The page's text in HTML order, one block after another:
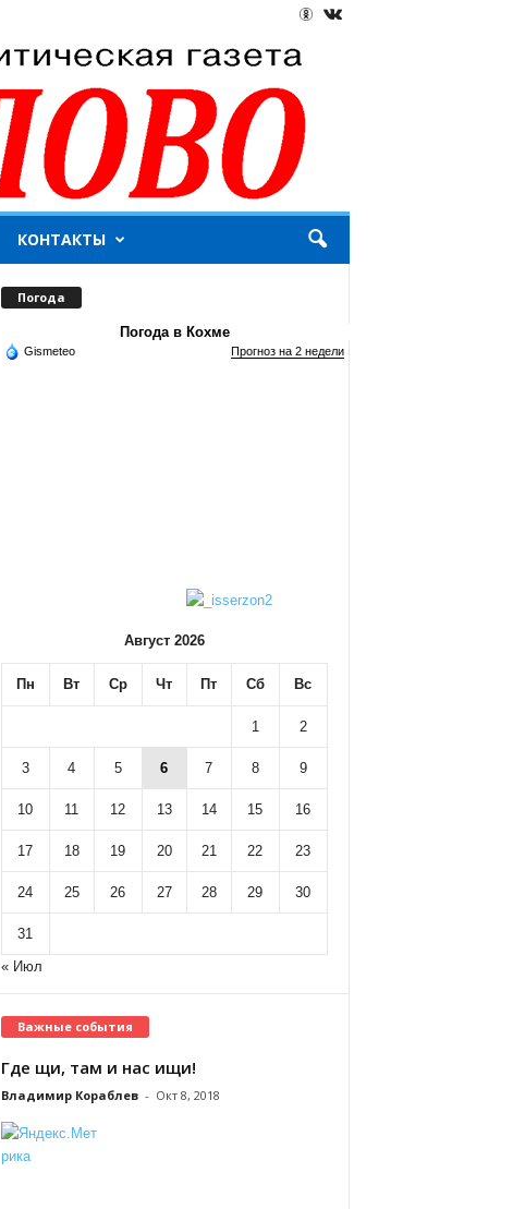
КОНТАКТЫ
Погода
Погода в Кохме
Gismeteo Прогноз на 2 недели
Август 2026
Пн Вт Ср Чт Пт Сб Вс
1 2
3 4 5 6 7 8 9
10 11 12 13 14 15 16
17 18 19 20 21 22 23
24 25 26 27 28 29 30
31
« Июл
Важные события
Где щи, там и нас ищи!
Владимир Кораблев - Окт 8, 2018